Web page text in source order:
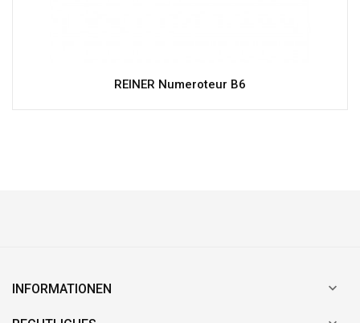
REINER Numeroteur B6
INFORMATIONEN 